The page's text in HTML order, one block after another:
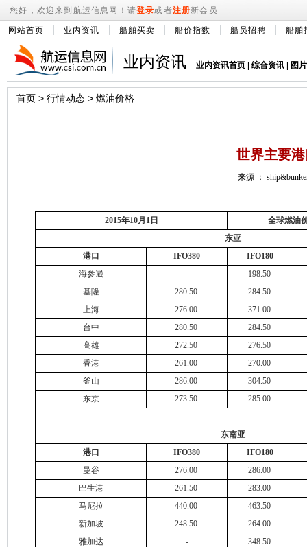
您好，欢迎来到航运信息网！请登录或者注册新会员
网站首页 业内资讯 船舶买卖 船价指数 船员招聘 船舶
业内资讯 业内资讯首页 综合资讯 图
首页 > 行情动态 > 燃油价格
世界主要港
来源 ：
2015年10月1日
全球燃油
东亚
港口
IFO380
IFO180
海参崴
-
198.50
基隆
280.50
284.50
上海
276.00
371.00
台中
280.50
284.50
高雄
272.50
276.50
香港
261.00
270.00
釜山
286.00
304.50
东京
273.50 285.00
东南亚
港口
IFO380
IFO180
曼谷
276.00
286.00
巴生港
261.50
283.00
马尼拉
440.00
463.50
新加坡
248.50
264.00
雅加达
- 348.50